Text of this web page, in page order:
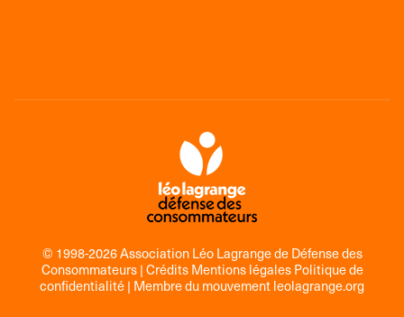
© 1998-2026 Association Léo Lagrange de Défense des
Consommateurs | Crédits Mentions légales Politique de
confidentialité | Membre du mouvement leolagrange.org